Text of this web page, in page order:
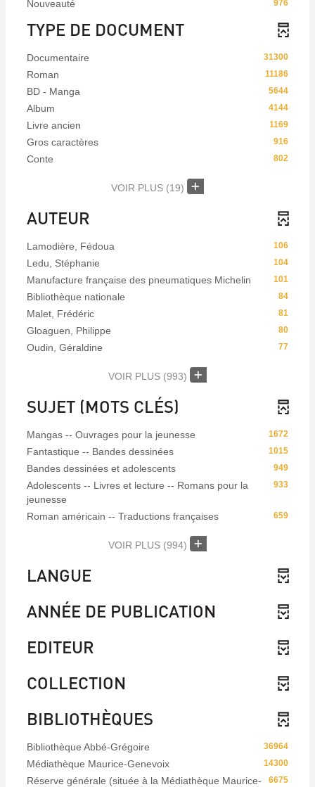
976
Nouveauté
TYPE DE DOCUMENT
31300
Documentaire
11186
Roman
5644
BD - Manga
4144
Album
1169
Livre ancien
916
Gros caractères
802
Conte
VOIR PLUS (19)
AUTEUR
106
Lamodière, Fédoua
104
Ledu, Stéphanie
101
Manufacture française des pneumatiques Michelin
84
Bibliothèque nationale
81
Malet, Frédéric
80
Gloaguen, Philippe
77
Oudin, Géraldine
VOIR PLUS (993)
SUJET (MOTS CLÉS)
1672
Mangas -- Ouvrages pour la jeunesse
1015
Fantastique -- Bandes dessinées
949
Bandes dessinées et adolescents
933
Adolescents -- Livres et lecture -- Romans pour la
jeunesse
659
Roman américain -- Traductions françaises
VOIR PLUS (994)
LANGUE
ANNÉE DE PUBLICATION
EDITEUR
COLLECTION
BIBLIOTHÈQUES
36964
Bibliothèque Abbé-Grégoire
14300
Médiathèque Maurice-Genevoix
6675
Réserve générale (située à la Médiathèque Maurice-